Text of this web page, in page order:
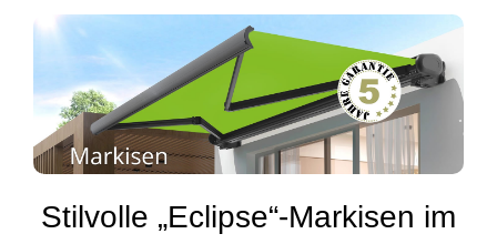
Stilvolle „Eclipse“-Markisen im